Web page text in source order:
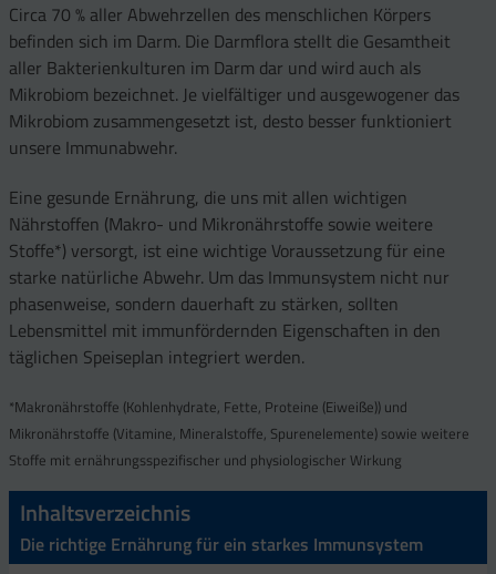
Circa 70 % aller Abwehrzellen des menschlichen Körpers
befinden sich im Darm. Die Darmflora stellt die Gesamtheit
aller Bakterienkulturen im Darm dar und wird auch als
Mikrobiom bezeichnet. Je vielfältiger und ausgewogener das
Mikrobiom zusammengesetzt ist, desto besser funktioniert
unsere Immunabwehr.
Eine gesunde Ernährung, die uns mit allen wichtigen
Nährstoffen (Makro- und Mikronährstoffe sowie weitere
Stoffe*) versorgt, ist eine wichtige Voraussetzung für eine
starke natürliche Abwehr. Um das Immunsystem nicht nur
phasenweise, sondern dauerhaft zu stärken, sollten
Lebensmittel mit immunfördernden Eigenschaften in den
täglichen Speiseplan integriert werden.
*Makronährstoffe (Kohlenhydrate, Fette, Proteine (Eiweiße)) und
Mikronährstoffe (Vitamine, Mineralstoffe, Spurenelemente) sowie weitere
Stoffe mit ernährungsspezifischer und physiologischer Wirkung
Inhaltsverzeichnis
Die richtige Ernährung für ein starkes Immunsystem